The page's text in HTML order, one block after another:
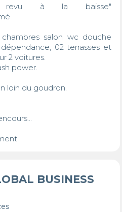
à la baisse"
salon wc douche
02 terrasses et
2 voitures.
power.
loin du goudron.
BUSINESS